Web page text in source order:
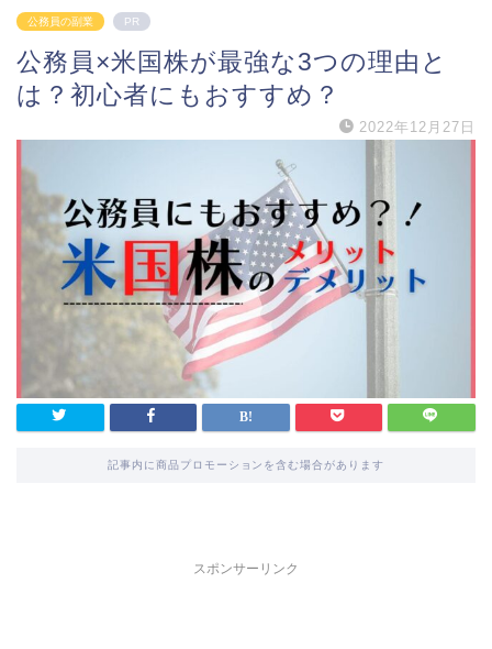
公務員の副業 PR
公務員×米国株が最強な3つの理由と
は？初心者にもおすすめ？
2022年12月27日
記事内に商品プロモーションを含む場合があります
スポンサーリンク